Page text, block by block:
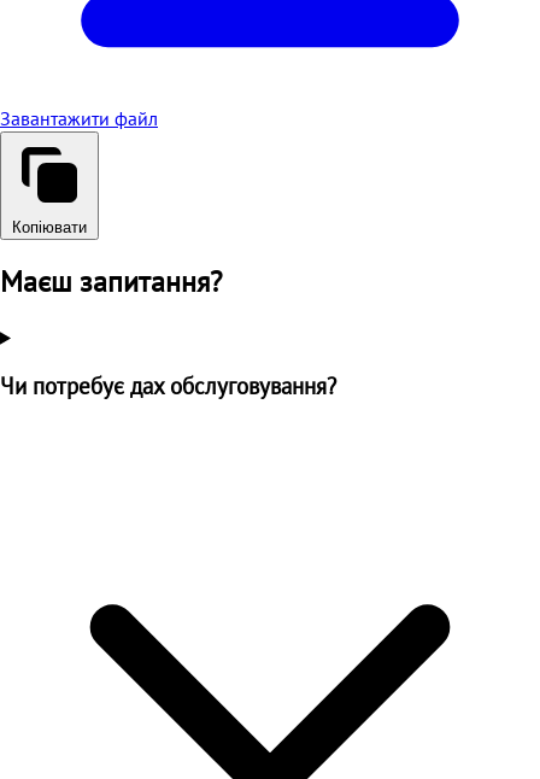
Завантажити файл
Копіювати
Маєш запитання?
Чи потребує дах обслуговування?